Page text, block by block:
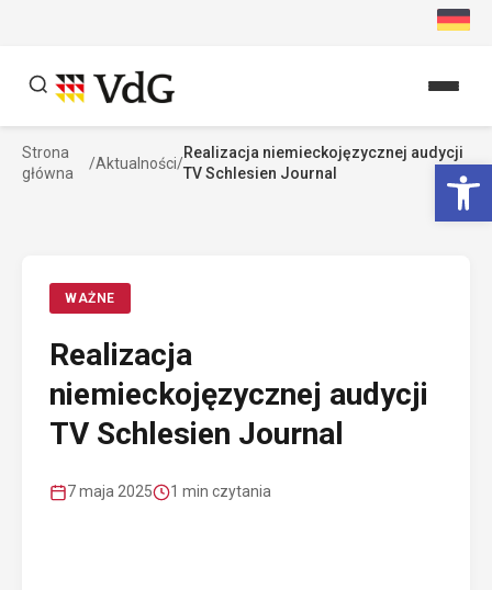
Szukaj
Strona
główna
/Aktualności/
Realizacja niemieckojęzycznej audycji
TV Schlesien Journal
WAŻNE
Realizacja
niemieckojęzycznej audycji
TV Schlesien Journal
7 maja 2025 1 min czytania